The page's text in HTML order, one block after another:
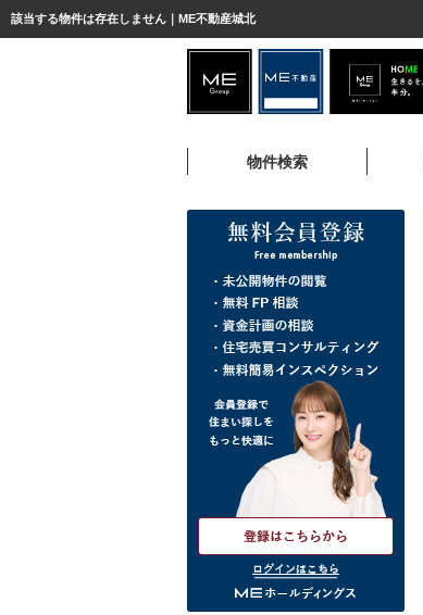
該当する物件は存在しません｜ME不動産城北
物件検索
ログインはこちら